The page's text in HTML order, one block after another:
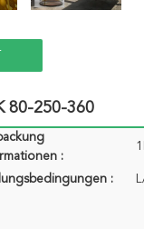
80-250-360
:
: